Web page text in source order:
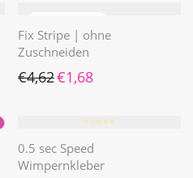
Fix Stripe | ohne
Zuschneiden
€4,62 Ursprünglicher Preis war:
€1,68
⭐️⭐️⭐️⭐️⭐️
0.5 sec Speed
Wimpernkleber